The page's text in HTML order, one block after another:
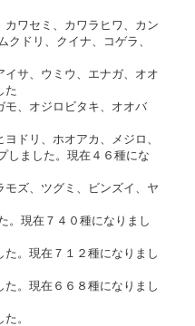
ワセミ、カワラヒワ、カン
ドリ、クイナ、コゲラ、
サ、ウミウ、エナガ、オオ
た
、オジロビタキ、オオバ
リ、ホオアカ、メジロ、
現在４６種にな
ズ、ツグミ、ビンズイ、ヤ
。現在 ７４０種になりまし
。現在７１２種になりまし
。現在６６８種になりまし
。